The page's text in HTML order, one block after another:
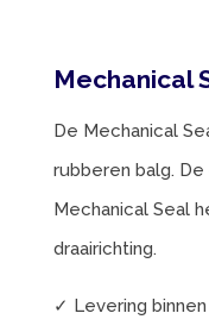
Mechanical
De Mechanical
rubberen balg.
Mechanical Seal
draairichting.
✓ Levering binnen